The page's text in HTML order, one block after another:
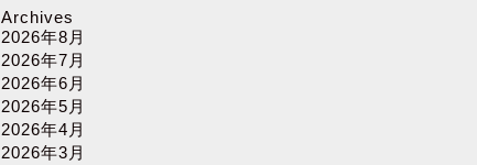
Archives
2026年8月
2026年7月
2026年6月
2026年5月
2026年4月
2026年3月